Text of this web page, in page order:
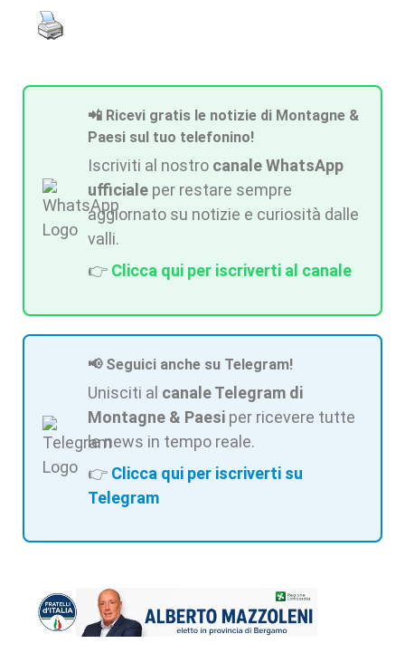
📲 Ricevi gratis le notizie di Montagne &
Paesi sul tuo telefonino!
Iscriviti al nostro canale WhatsApp
ufficiale per restare sempre
aggiornato su notizie e curiosità dalle
valli.
👉 Clicca qui per iscriverti al canale
📢 Seguici anche su Telegram!
Unisciti al canale Telegram di
Montagne & Paesi per ricevere tutte
le news in tempo reale.
👉 Clicca qui per iscriverti su
Telegram